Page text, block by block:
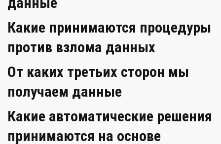
Какие принимаются процедуры
против взлома данных
От каких третьих сторон мы
получаем данные
Какие автоматические решения
принимаются на основе